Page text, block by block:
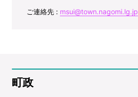
ご連絡先 : msui@town.nagomi.lg.jp
町政